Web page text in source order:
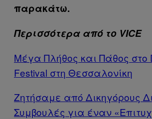
παρακάτω.
Περισσότερα από το VICE
Μέγα Πλήθος και Πάθος στο
Festival στη Θεσσαλονίκη
Ζητήσαμε από Δικηγόρους
Συμβουλές για έναν